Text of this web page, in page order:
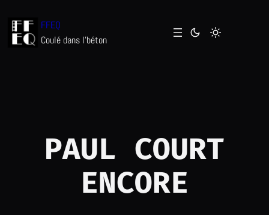
contenu
FFEQ
Coulé dans l'béton
PAUL COURT
ENCORE